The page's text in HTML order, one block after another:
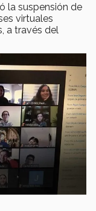
la suspensión de
virtuales
a través del